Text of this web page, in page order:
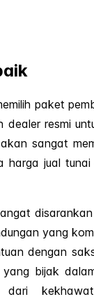
paket
resmi
sangat
harga jual
yang
dengan
bijak